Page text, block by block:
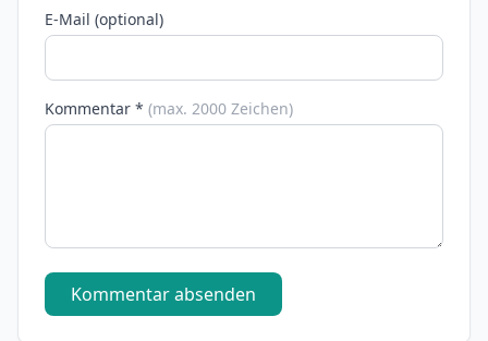
E-Mail (optional)
Kommentar * (max. 2000 Zeichen)
Kommentar absenden